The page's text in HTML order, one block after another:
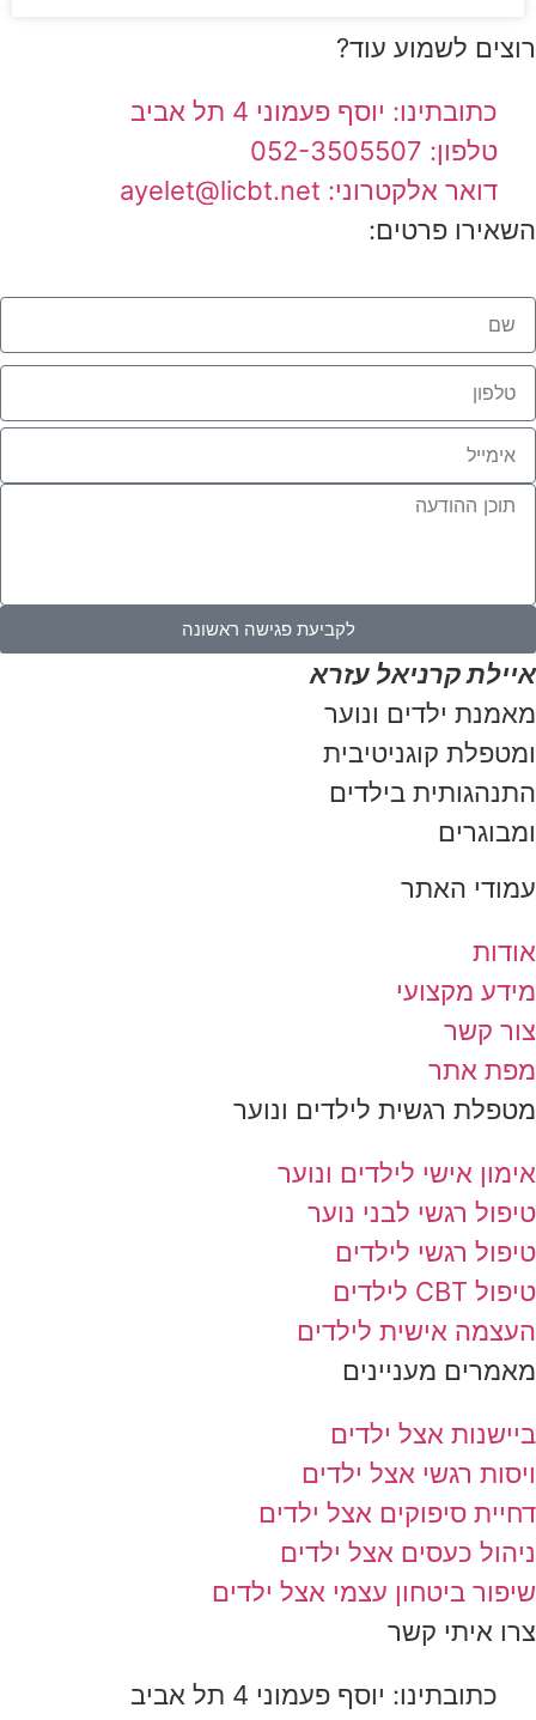
רוצים לשמוע עוד?
כתובתינו: יוסף פעמוני 4 תל אביב
טלפון: 052-3505507
דואר אלקטרוני: ayelet@licbt.net
השאירו פרטים:
לקביעת פגישה ראשונה
איילת קרניאל עזרא
מאמנת ילדים ונוער
ומטפלת קוגניטיבית
התנהגותית בילדים
ומבוגרים
עמודי האתר
אודות
מידע מקצועי
צור קשר
מפת אתר
מטפלת רגשית לילדים ונוער
אימון אישי לילדים ונוער
טיפול רגשי לבני נוער
טיפול רגשי לילדים
טיפול CBT לילדים
העצמה אישית לילדים
מאמרים מעניינים
ביישנות אצל ילדים
ויסות רגשי אצל ילדים
דחיית סיפוקים אצל ילדים
ניהול כעסים אצל ילדים
שיפור ביטחון עצמי אצל ילדים
צרו איתי קשר
כתובתינו: יוסף פעמוני 4 תל אביב